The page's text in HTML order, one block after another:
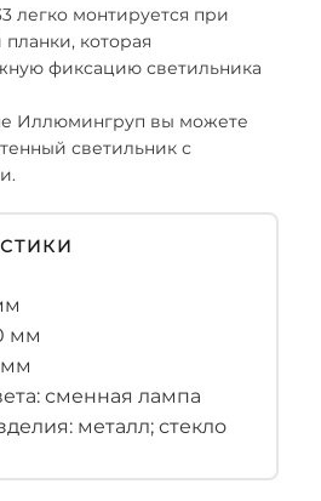
легко монтируется при
которая
фиксацию светильника
Иллюмингруп вы можете
светильник с
мм
мм
сменная лампа
металл; стекло